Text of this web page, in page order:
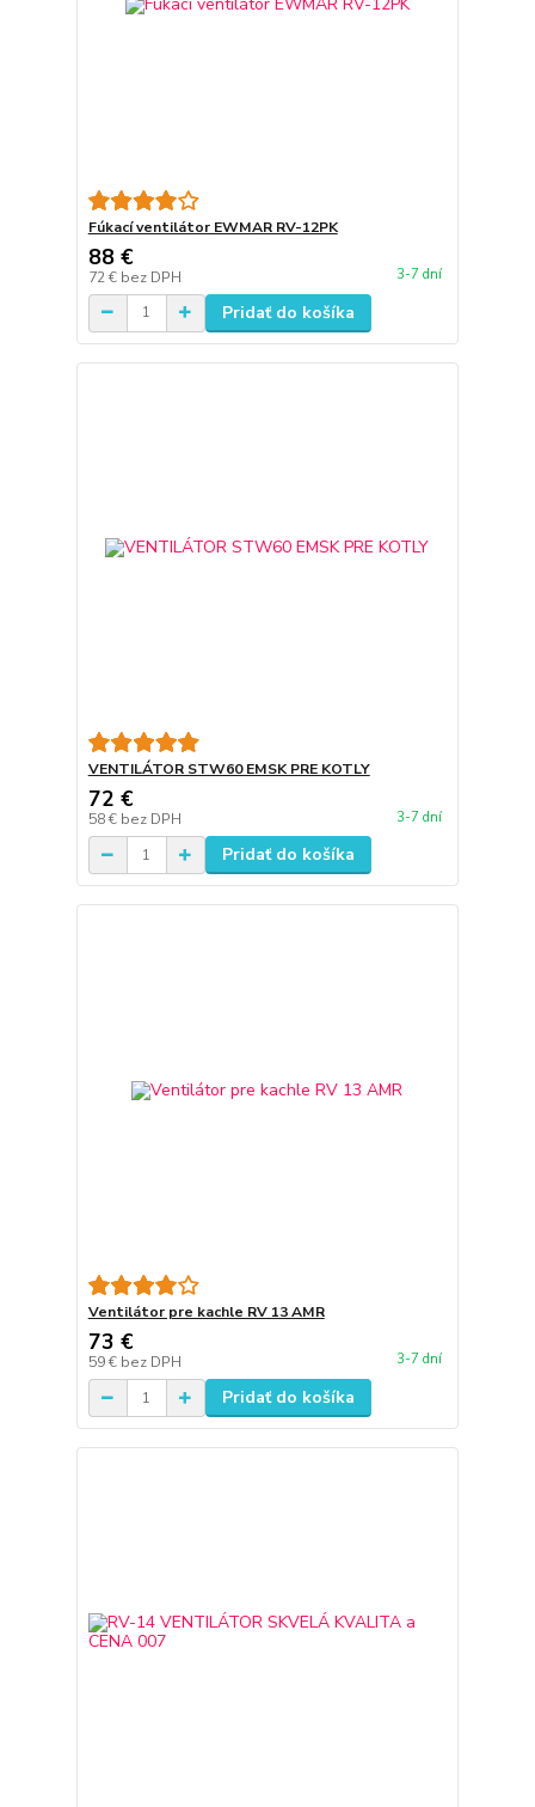
Fúkací ventilátor EWMAR RV-12PK
88 €
72 € bez DPH 3-7 dní
Pridať do košíka
VENTILÁTOR STW60 EMSK PRE KOTLY
72 €
58 € bez DPH 3-7 dní
Pridať do košíka
Ventilátor pre kachle RV 13 AMR
73 €
59 € bez DPH 3-7 dní
Pridať do košíka